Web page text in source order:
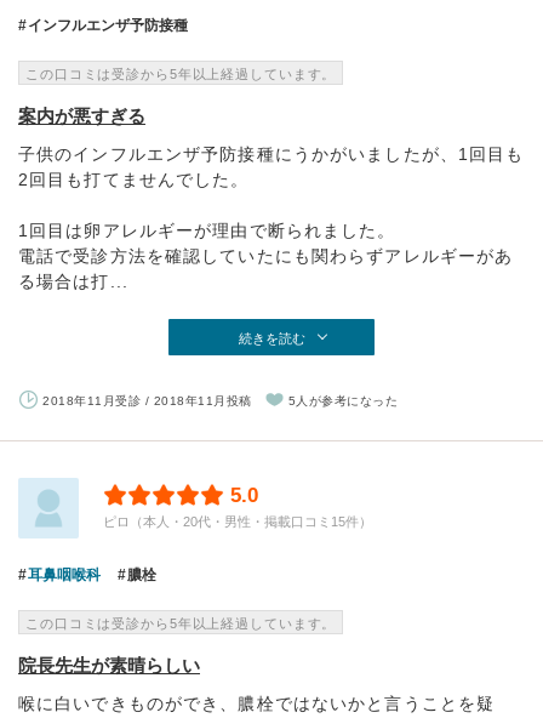
インフルエンザ予防接種
この口コミは受診から5年以上経過しています。
案内が悪すぎる
子供のインフルエンザ予防接種にうかがいましたが、1回目も
2回目も打てませんでした。
1回目は卵アレルギーが理由で断られました。
電話で受診方法を確認していたにも関わらずアレルギーがあ
る場合は打...
続きを読む
2018年11月受診 / 2018年11月投稿 5人が参考になった
5.0
ピロ（本人・20代・男性・掲載口コミ15件）
耳鼻咽喉科 膿栓
この口コミは受診から5年以上経過しています。
院長先生が素晴らしい
喉に白いできものができ、膿栓ではないかと言うことを疑